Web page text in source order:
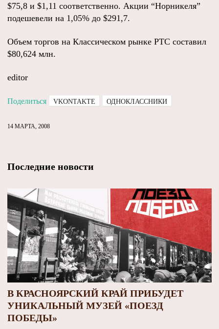
$75,8 и $1,11 соответственно. Акции “Норникеля”
подешевели на 1,05% до $291,7.
Объем торгов на Классическом рынке РТС составил
$80,624 млн.
editor
Поделиться VKONTAKTE ОДНОКЛАССНИКИ
14 МАРТА, 2008
Последние новости
В КРАСНОЯРСКИЙ КРАЙ ПРИБУДЕТ
УНИКАЛЬНЫЙ МУЗЕЙ «ПОЕЗД
ПОБЕДЫ»